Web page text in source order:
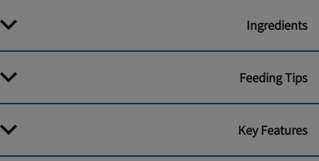
Ingredients
Feeding Tips
Key Features